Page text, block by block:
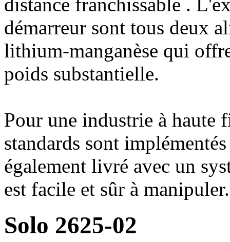
démarreur sont tous deux
lithium-manganèse qui
poids substantielle.
Pour une industrie à haute
standards sont
également livré avec un
est facile et sûr à manipuler.
Solo 2625-02